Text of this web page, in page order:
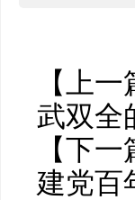
【上一
武双全
【下一
建党百